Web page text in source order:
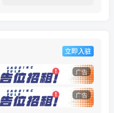
立即入驻
广告
广告